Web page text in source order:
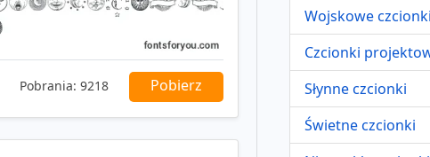
Pobrania: 9218 Pobierz
Wojskowe czcionki
Czcionki
Słynne czcionki
Świetne czcionki